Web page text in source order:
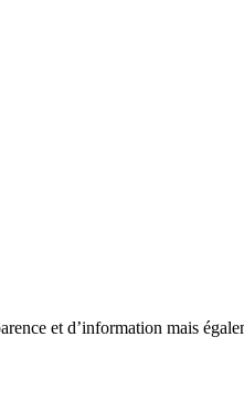
et d’information mais